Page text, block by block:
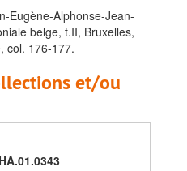
Eugène-Alphonse-Jean-
belge, t.II, Bruxelles,
col. 176-177.
et/ou
HA.01.0343